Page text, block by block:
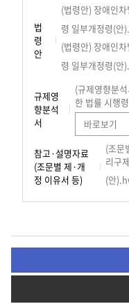
법
령
안
(법령안) 장애인
령 일부개정령(
(법령안) 장애인
령 일부개정령(
규제영
향분석
서
(규제영향분
한 법률 시행
바로보기
참고·설명자료
(조문별 제·개
정 이유서 등)
(조문
리구
(안